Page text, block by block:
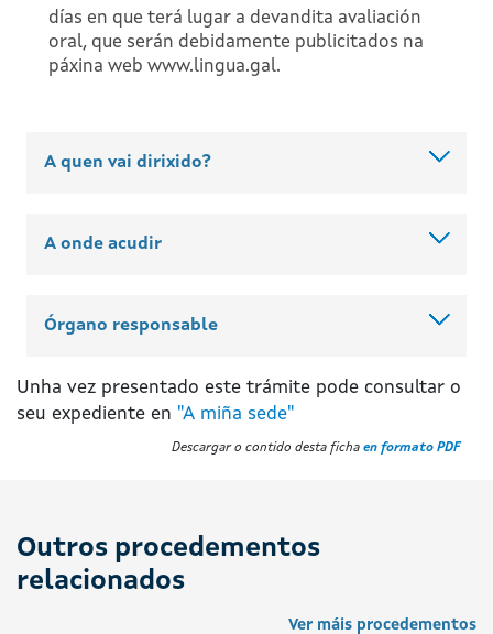
días en que terá lugar a devandita avaliación
oral, que serán debidamente publicitados na
páxina web www.lingua.gal.
A quen vai dirixido?
A onde acudir
Órgano responsable
Unha vez presentado este trámite pode consultar o
seu expediente en "A miña sede"
Descargar o contido desta ficha en formato PDF
Outros procedementos
relacionados
Ver máis procedementos